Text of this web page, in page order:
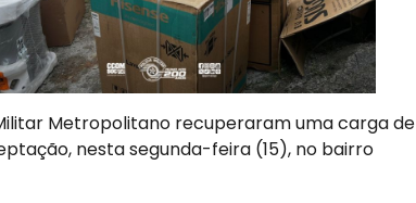
Metropolitano recuperaram uma carga de
nesta segunda-feira (15), no bairro